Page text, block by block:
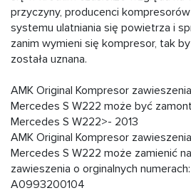
przyczyny, producenci
systemu ulatniania się powietrza i
zanim wymieni się kompresor, tak
została uznana.
АМК Original Kompresor
Mercedes S W222 może być
Mercedes S W222>- 2013
АМК Original Kompresor
Mercedes S W222 może zamienić
zawieszenia o orginalnych numerach:
A0993200104